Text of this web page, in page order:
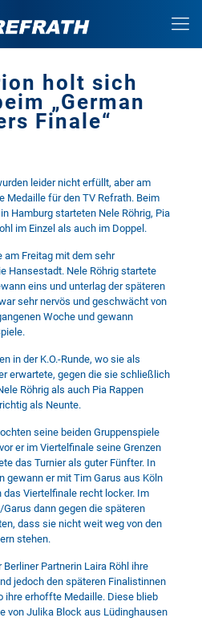
holt sich
„German
Finale“
leider nicht erfüllt, aber am
Medaille für den TV Refrath. Beim
Hamburg starteten Nele Röhrig, Pia
im Einzel als auch im Doppel.
Freitag mit dem sehr
Hansestadt. Nele Röhrig startete
eins und unterlag der späteren
sehr nervös und geschwächt von
Woche und gewann
in der K.O.-Runde, wo sie als
erwartete, gegen die sie schließlich
Röhrig als auch Pia Rappen
als Neunte.
seine beiden Gruppenspiele
er im Viertelfinale seine Grenzen
das Turnier als guter Fünfter. In
gewann er mit Tim Garus aus Köln
das Viertelfinale recht locker. Im
dann gegen die späteren
dass sie nicht weit weg von den
stehen.
Partnerin Laira Röhl ihre
jedoch den späteren Finalistinnen
ihre erhoffte Medaille. Diese blieb
von Julika Block aus Lüdinghausen